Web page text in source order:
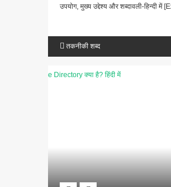
उपयोग, मुख्य उद्देश्य और शब्दावली-हिन्दी
तकनीकी शब्द